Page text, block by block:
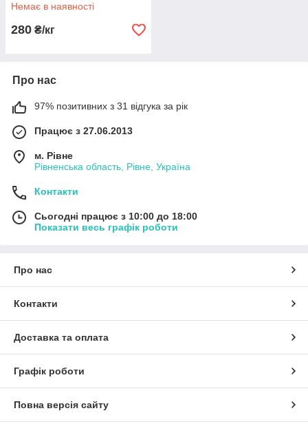
Немає в наявності
280 ₴/кг
Про нас
97% позитивних з 31 відгука за рік
Працює з 27.06.2013
м. Рівне
Рівненська область, Рівне, Україна
Контакти
Сьогодні працює з 10:00 до 18:00
Показати весь графік роботи
Про нас
Контакти
Доставка та оплата
Графік роботи
Повна версія сайту